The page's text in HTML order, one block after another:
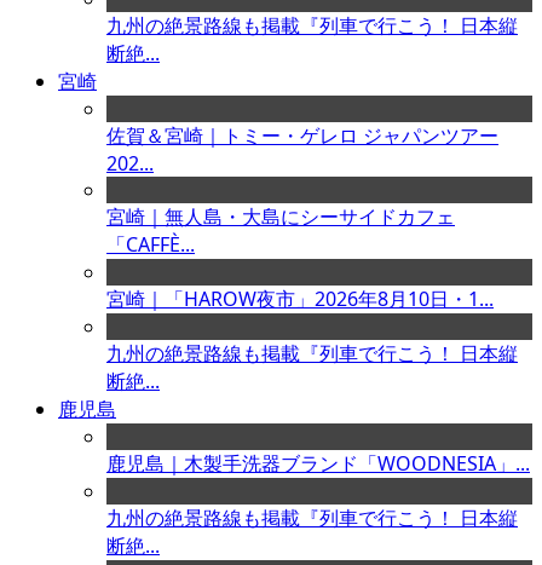
九州の絶景路線も掲載『列車で行こう！ 日本縦
断絶...
宮崎
佐賀＆宮崎｜トミー・ゲレロ ジャパンツアー
202...
宮崎｜無人島・大島にシーサイドカフェ
「CAFFÈ...
宮崎｜「HAROW夜市」2026年8月10日・1...
九州の絶景路線も掲載『列車で行こう！ 日本縦
断絶...
鹿児島
鹿児島｜木製手洗器ブランド「WOODNESIA」...
九州の絶景路線も掲載『列車で行こう！ 日本縦
断絶...